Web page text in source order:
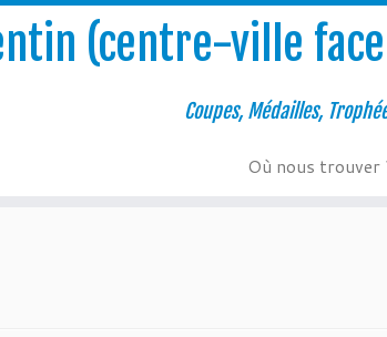
(centre-ville
Coupes, Médailles,
Où nous trouver